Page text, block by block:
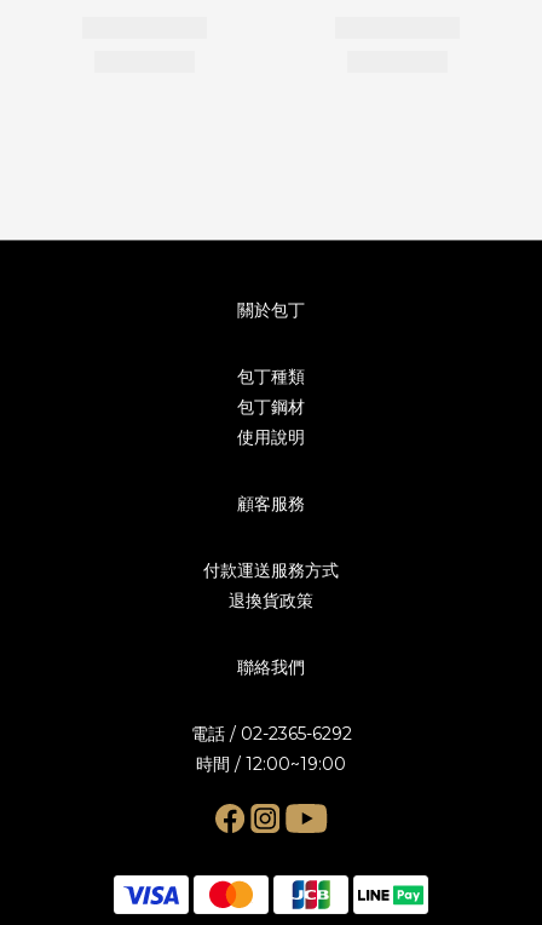
關於包丁
包丁種類
包丁鋼材
使用說明
顧客服務
付款運送服務方式
退換貨政策
聯絡我們
電話 / 02-2365-6292
時間 / 12:00~19:00